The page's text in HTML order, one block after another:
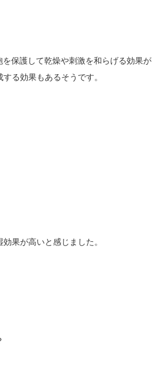
保護して乾燥や刺激を和らげる効果が
る効果もあるそうです。
果が高いと感じました。